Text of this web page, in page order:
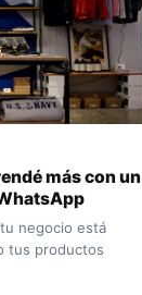
más con un
negocio está
tus productos